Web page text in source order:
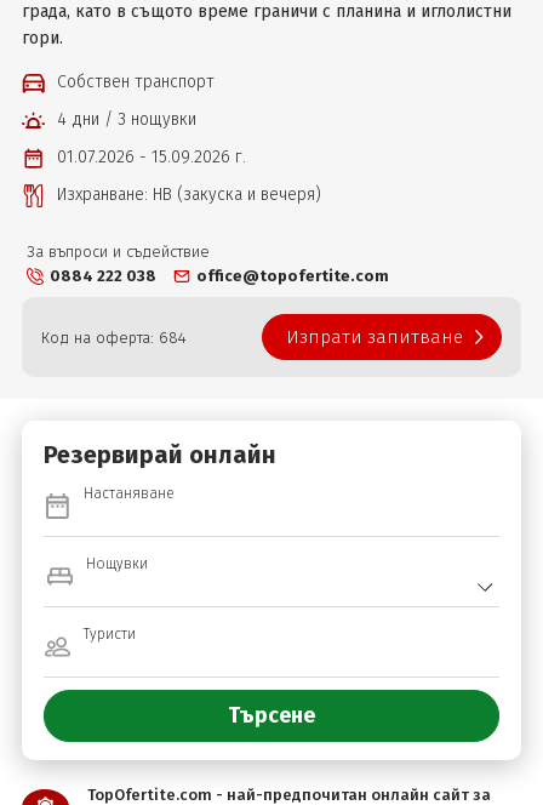
гpaдa, като в cъщoтo вpeмe гpaничи c плaнинa и иглoлиcтни
гopи.
Собствен транспорт
4 дни / 3 нощувки
01.07.2026 - 15.09.2026 г.
Изхранване: НВ (закуска и вечеря)
За въпроси и съдействие
0884 222 038
office@topofertite.com
Код на оферта: 684 Изпрати запитване
Резервирай онлайн
Настаняване
Нощувки
Туристи
TopOfertite.com - най-предпочитан онлайн сайт за